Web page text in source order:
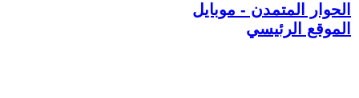
الحوار المتمدن - موبايل
الموقع الرئيسي